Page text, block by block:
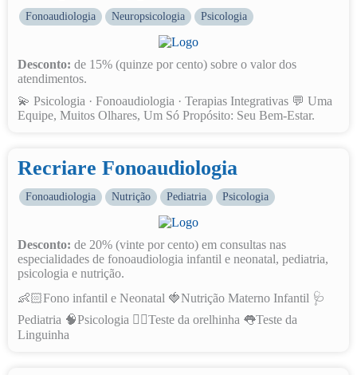
Fonoaudiologia Neuropsicologia Psicologia
Desconto: de 15% (quinze por cento) sobre o valor dos
atendimentos.
💫 Psicologia · Fonoaudiologia · Terapias Integrativas 💬 Uma
Equipe, Muitos Olhares, Um Só Propósito: Seu Bem-Estar.
Recriare Fonoaudiologia
Fonoaudiologia Nutrição Pediatria Psicologia
Desconto: de 20% (vinte por cento) em consultas nas
especialidades de fonoaudiologia infantil e neonatal, pediatria,
psicologia e nutrição.
👶🏻Fono infantil e Neonatal 🍓Nutrição Materno Infantil 🩺
Pediatria 🧠Psicologia 👂🏼Teste da orelhinha 👅Teste da
Linguinha